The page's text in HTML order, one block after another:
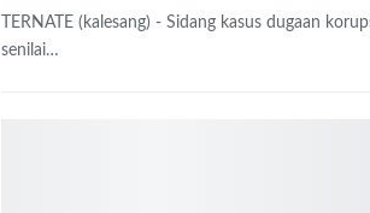
TERNATE (kalesang) - Sidang kasus dugaan
senilai…